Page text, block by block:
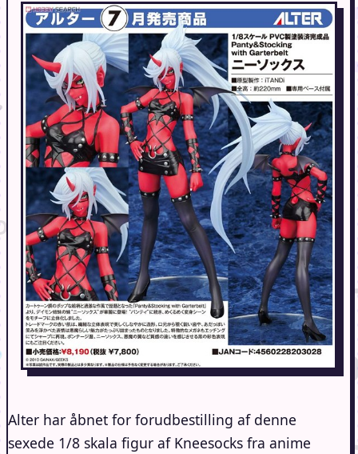
Alter har åbnet for forudbestilling af denne
sexede 1/8 skala figur af Kneesocks fra anime